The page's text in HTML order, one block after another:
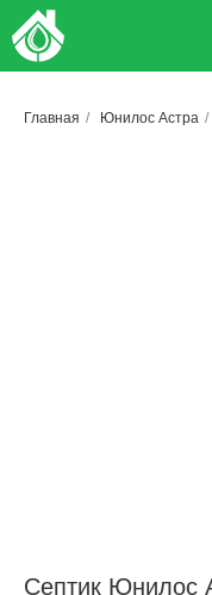
Главная / Юнилос Астра /
Септик Юнилос